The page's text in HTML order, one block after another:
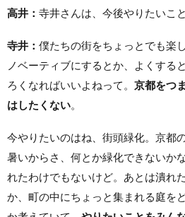
高井： 寺井さんは、今後やりたいこ
寺井： 僕たちの街をちょっとでも楽
ノベーティブにするとか、よくする
ろくなればいいよねって。 京都をつ
はしたくない。
今やりたいのはね、街頭緑化。京都
暑いからさ、何とか緑化できないか
れたわけでもないけど。あとは潰れ
か、町の中にちょっと集まれる庭を